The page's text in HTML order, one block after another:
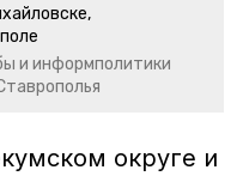
и информполитики
округе и